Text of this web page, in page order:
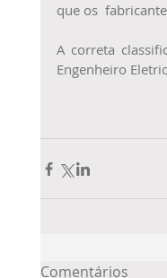
que os
A correta
Engenheiro
Comentários